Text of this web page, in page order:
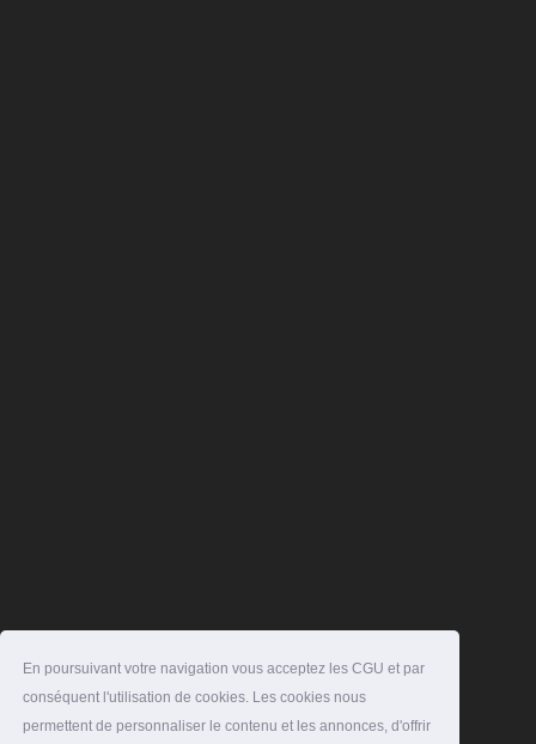
En poursuivant votre navigation vous acceptez les CGU et par
conséquent l'utilisation de cookies. Les cookies nous
permettent de personnaliser le contenu et les annonces, d'offrir